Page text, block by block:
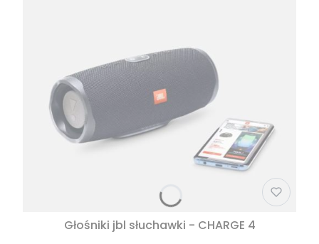
Głośniki jbl słuchawki - CHARGE 4